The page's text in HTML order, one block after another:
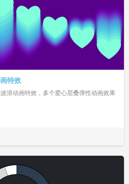
特效
浪动画特效，多个爱心层叠弹性动画效果